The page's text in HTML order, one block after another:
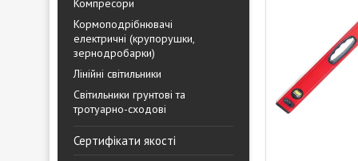
Компресори
Кормоподрібнювачі
електричні (крупорушки,
зернодробарки)
Лінійні світильники
Світильники грунтові та
тротуарно-сходові
Сертифікати якості